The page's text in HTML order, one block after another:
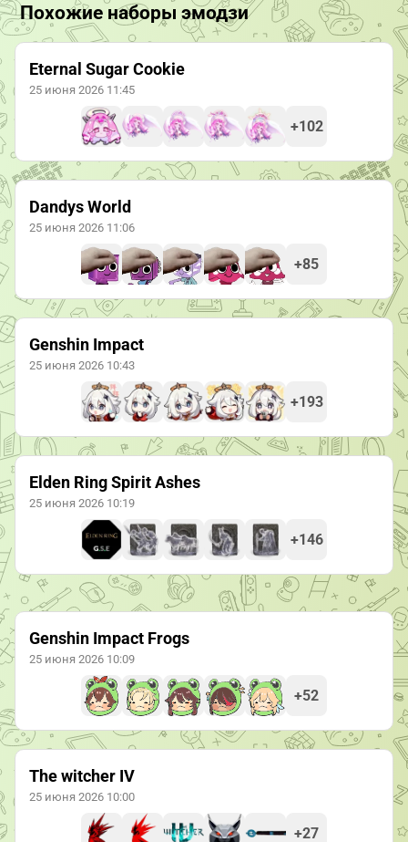
Похожие наборы эмодзи
Eternal Sugar Cookie
25 июня 2026 11:45
+102
Dandys World
25 июня 2026 11:06
+85
Genshin Impact
25 июня 2026 10:43
+193
Elden Ring Spirit Ashes
25 июня 2026 10:19
+146
Genshin Impact Frogs
25 июня 2026 10:09
+52
The witcher IV
25 июня 2026 10:00
+27